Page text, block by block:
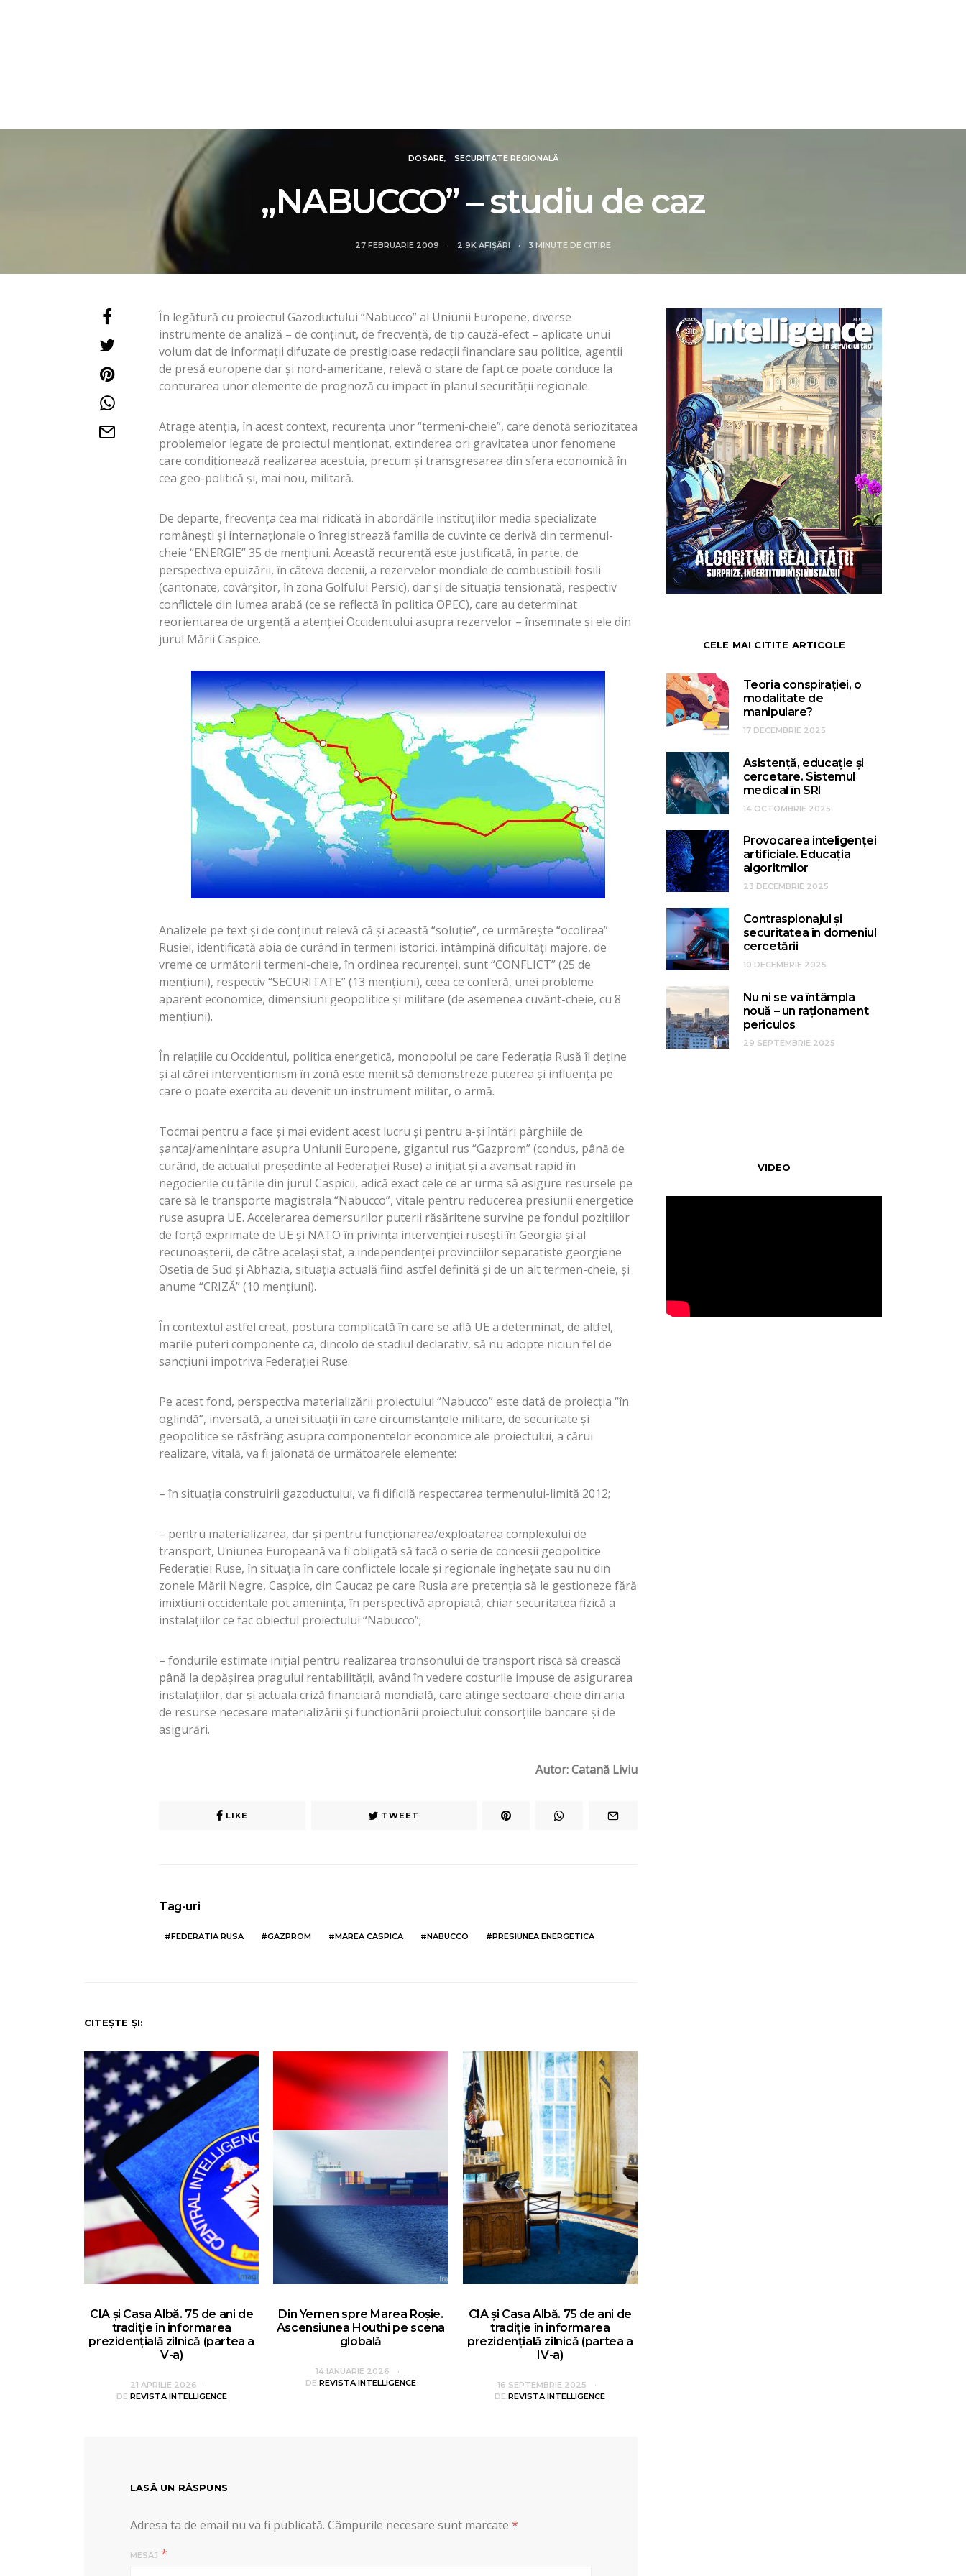
DOSARE SECURITATE REGIONALĂ
„NABUCCO” – studiu de caz
27 FEBRUARIE 2009 2.9K AFIȘĂRI 3 MINUTE DE CITIRE
În legătură cu proiectul Gazoductului “Nabucco” al Uniunii Europene, diverse
instrumente de analiză – de conținut, de frecvență, de tip cauză-efect – aplicate unui
volum dat de informații difuzate de prestigioase redacții financiare sau politice, agenții
de presă europene dar și nord-americane, relevă o stare de fapt ce poate conduce la
conturarea unor elemente de prognoză cu impact în planul securității regionale.
Atrage atenția, în acest context, recurența unor “termeni-cheie”, care denotă seriozitatea
problemelor legate de proiectul menționat, extinderea ori gravitatea unor fenomene
care condiționează realizarea acestuia, precum și transgresarea din sfera economică în
cea geo-politică și, mai nou, militară.
De departe, frecvența cea mai ridicată în abordările instituțiilor media specializate
românești și internaționale o înregistrează familia de cuvinte ce derivă din termenul-
cheie “ENERGIE” 35 de mențiuni. Această recurență este justificată, în parte, de
perspectiva epuizării, în câteva decenii, a rezervelor mondiale de combustibili fosili
(cantonate, covârșitor, în zona Golfului Persic), dar și de situația tensionată, respectiv
conflictele din lumea arabă (ce se reflectă în politica OPEC), care au determinat
reorientarea de urgență a atenției Occidentului asupra rezervelor – însemnate și ele din
jurul Mării Caspice.
Analizele pe text și de conținut relevă că și această “soluție”, ce urmărește “ocolirea”
Rusiei, identificată abia de curând în termeni istorici, întâmpină dificultăți majore, de
vreme ce următorii termeni-cheie, în ordinea recurenței, sunt “CONFLICT” (25 de
mențiuni), respectiv “SECURITATE” (13 mențiuni), ceea ce conferă, unei probleme
aparent economice, dimensiuni geopolitice și militare (de asemenea cuvânt-cheie, cu 8
mențiuni).
În relațiile cu Occidentul, politica energetică, monopolul pe care Federația Rusă îl deține
și al cărei intervenționism în zonă este menit să demonstreze puterea și influența pe
care o poate exercita au devenit un instrument militar, o armă.
Tocmai pentru a face și mai evident acest lucru și pentru a-și întări pârghiile de
șantaj/amenințare asupra Uniunii Europene, gigantul rus “Gazprom” (condus, până de
curând, de actualul președinte al Federației Ruse) a inițiat și a avansat rapid în
negocierile cu țările din jurul Caspicii, adică exact cele ce ar urma să asigure resursele pe
care să le transporte magistrala “Nabucco”, vitale pentru reducerea presiunii energetice
ruse asupra UE. Accelerarea demersurilor puterii răsăritene survine pe fondul pozițiilor
de forță exprimate de UE și NATO în privința intervenției rusești în Georgia și al
recunoașterii, de către același stat, a independenței provinciilor separatiste georgiene
Osetia de Sud și Abhazia, situația actuală fiind astfel definită și de un alt termen-cheie, și
anume “CRIZĂ” (10 mențiuni).
În contextul astfel creat, postura complicată în care se află UE a determinat, de altfel,
marile puteri componente ca, dincolo de stadiul declarativ, să nu adopte niciun fel de
sancțiuni împotriva Federației Ruse.
Pe acest fond, perspectiva materializării proiectului “Nabucco” este dată de proiecția “în
oglindă”, inversată, a unei situații în care circumstanțele militare, de securitate și
geopolitice se răsfrâng asupra componentelor economice ale proiectului, a cărui
realizare, vitală, va fi jalonată de următoarele elemente:
– în situația construirii gazoductului, va fi dificilă respectarea termenului-limită 2012;
– pentru materializarea, dar și pentru funcționarea/exploatarea complexului de
transport, Uniunea Europeană va fi obligată să facă o serie de concesii geopolitice
Federației Ruse, în situația în care conflictele locale și regionale înghețate sau nu din
zonele Mării Negre, Caspice, din Caucaz pe care Rusia are pretenția să le gestioneze fără
imixtiuni occidentale pot amenința, în perspectivă apropiată, chiar securitatea fizică a
instalațiilor ce fac obiectul proiectului “Nabucco”;
– fondurile estimate inițial pentru realizarea tronsonului de transport riscă să crească
până la depășirea pragului rentabilității, având în vedere costurile impuse de asigurarea
instalațiilor, dar și actuala criză financiară mondială, care atinge sectoare-cheie din aria
de resurse necesare materializării și funcționării proiectului: consorțiile bancare și de
asigurări.
Autor: Catană Liviu
LIKE TWEET
Tag-uri
FEDERATIA RUSA GAZPROM MAREA CASPICA NABUCCO PRESIUNEA ENERGETICA
CITEȘTE ȘI:
CIA și Casa Albă. 75 de ani de
tradiție în informarea
prezidențială zilnică (partea a
V-a)
21 APRILIE 2026
DE REVISTA INTELLIGENCE
Din Yemen spre Marea Roșie.
Ascensiunea Houthi pe scena
globală
14 IANUARIE 2026
DE REVISTA INTELLIGENCE
CIA și Casa Albă. 75 de ani de
tradiție în informarea
prezidențială zilnică (partea a
IV-a)
16 SEPTEMBRIE 2025
DE REVISTA INTELLIGENCE
LASĂ UN RĂSPUNS
Adresa ta de email nu va fi publicată. Câmpurile necesare sunt marcate *
MESAJ *
CELE MAI CITITE ARTICOLE
Teoria conspirației, o
modalitate de
manipulare?
17 DECEMBRIE 2025
Asistență, educație și
cercetare. Sistemul
medical în SRI
14 OCTOMBRIE 2025
Provocarea inteligenței
artificiale. Educația
algoritmilor
23 DECEMBRIE 2025
Contraspionajul și
securitatea în domeniul
cercetării
10 DECEMBRIE 2025
Nu ni se va întâmpla
nouă – un raționament
periculos
29 SEPTEMBRIE 2025
VIDEO